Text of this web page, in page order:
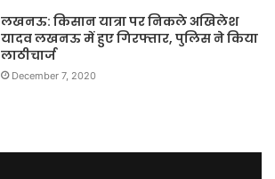
लखनऊ: किसान यात्रा पर निकले अखिलेश
यादव लखनऊ में हुए गिरफ्तार, पुलिस ने किया
लाठीचार्ज
December 7, 2020